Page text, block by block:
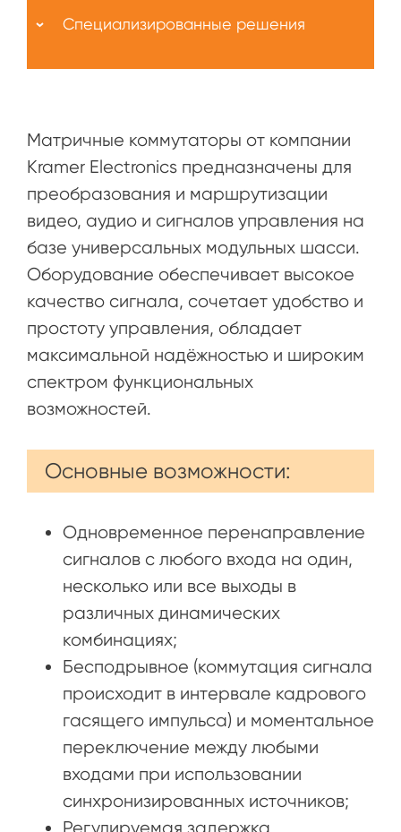
Матричные коммутаторы от компании
Kramer Electronics предназначены для
преобразования и маршрутизации
видео, аудио и сигналов управления на
базе универсальных модульных шасси.
Оборудование обеспечивает высокое
качество сигнала, сочетает удобство и
простоту управления, обладает
максимальной надёжностью и широким
спектром функциональных
возможностей.
Основные возможности:
Одновременное перенаправление
сигналов с любого входа на один,
несколько или все выходы в
различных динамических
комбинациях;
Бесподрывное (коммутация сигнала
происходит в интервале кадрового
гасящего импульса) и моментальное
переключение между любыми
входами при использовании
синхронизированных источников;
Регулируемая задержка
Специализированные решения